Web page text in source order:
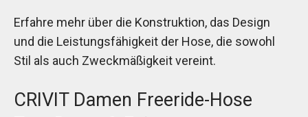
Erfahre mehr über die Konstruktion, das Design
und die Leistungsfähigkeit der Hose, die sowohl
Stil als auch Zweckmäßigkeit vereint.
CRIVIT Damen Freeride-Hose